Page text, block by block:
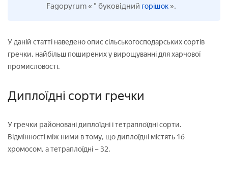
Fagopyrum « " буковідний горішок ».
У даній статті наведено опис сільськогосподарських сортів
гречки, найбільш поширених у вирощуванні для харчової
промисловості.
Диплоїдні сорти гречки
У гречки районовані диплоїдні і тетраплоїдні сорти.
Відмінності між ними в тому, що диплоїдні містять 16
хромосом, а тетраплоїдні – 32.